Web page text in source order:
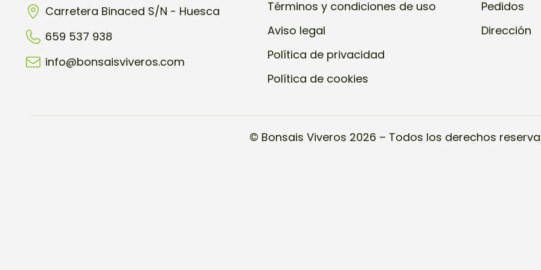
Carretera Binaced S/N - Huesca
659 537 938
info@bonsaisviveros.com
Términos y condiciones de uso
Aviso legal
Política de privacidad
Política de cookies
Pedidos
Dirección
© Bonsais Viveros 2026 – Todos los derechos